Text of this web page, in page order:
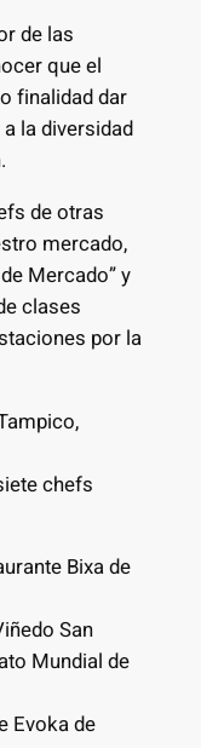
de las
que el
finalidad dar
la diversidad
de otras
mercado,
Mercado” y
clases
por la
chefs
Bixa de
San
Mundial de
Evoka de